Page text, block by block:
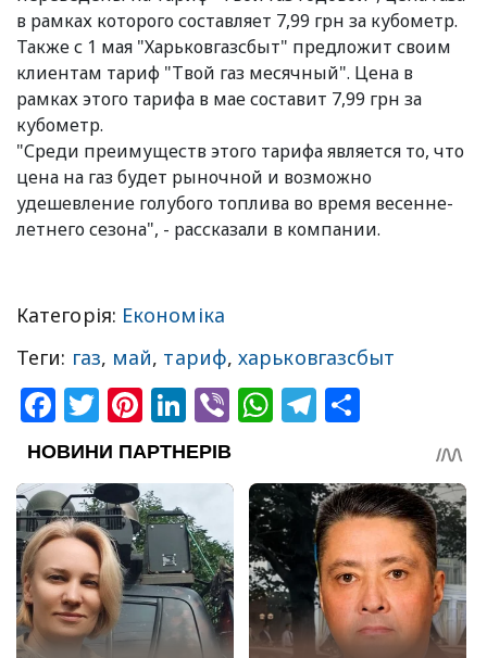
в рамках которого составляет 7,99 грн за кубометр.
Также с 1 мая "Харьковгазсбыт" предложит своим
клиентам тариф "Твой газ месячный". Цена в
рамках этого тарифа в мае составит 7,99 грн за
кубометр.
"Среди преимуществ этого тарифа является то, что
цена на газ будет рыночной и возможно
удешевление голубого топлива во время весенне-
летнего сезона", - рассказали в компании.
Категорія: Економіка
Теги: газ, май, тариф,харьковгазсбыт
Facebook
Twitter
Pinterest
LinkedIn
ViberWhatsApp
Telegram